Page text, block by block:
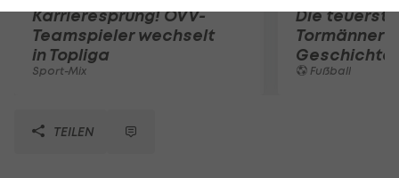
Karrieresprung! ÖVV-
Teamspieler wechselt
in Topliga
Sport-Mix
Die
Tormänner
Geschichte
Fußball
TEILEN